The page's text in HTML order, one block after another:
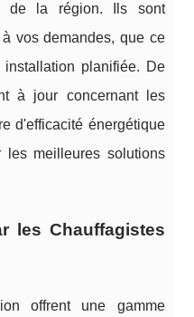
de la région. Ils sont
vos demandes, que ce
planifiée. De
à jour concernant les
d'efficacité énergétique
meilleures solutions
les Chauffagistes
offrent une gamme